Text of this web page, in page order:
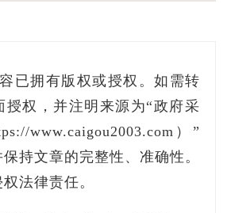
已拥有版权或授权。如需转
授权，并注明来源为“政府采
www.caigou2003.com）”
持文章的完整性、准确性。
法律责任。